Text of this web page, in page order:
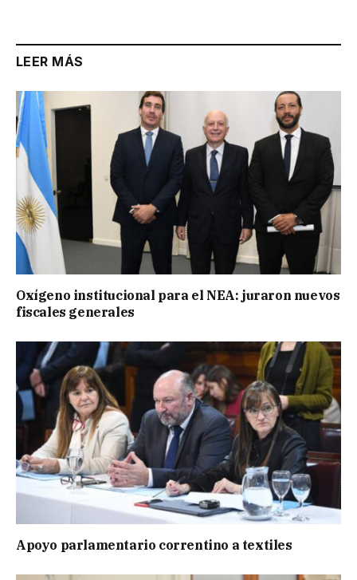
LEER MÁS
Oxígeno institucional para el NEA: juraron nuevos
fiscales generales
Apoyo parlamentario correntino a textiles